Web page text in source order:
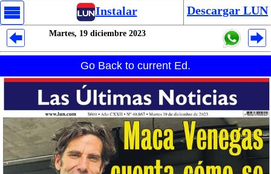
Instalar Descargar LUN
Martes, 19 diciembre 2023
Go Back to current Ed.
Despliegues Analytics
Despliegues Totales
Despliegues por Rubros